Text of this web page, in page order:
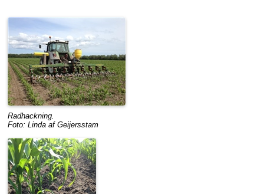
Radhackning.
Foto: Linda af Geijersstam